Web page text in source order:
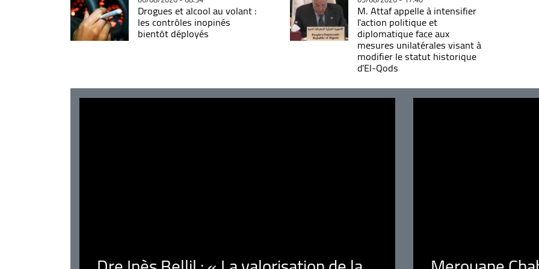
Drogues et alcool au volant :
les contrôles inopinés
bientôt déployés
M. Attaf appelle à intensifier
l'action politique et
diplomatique face aux
mesures unilatérales visant à
modifier le statut historique
d'El-Qods